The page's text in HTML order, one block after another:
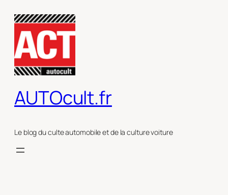
contenu
AUTOcult.fr
Le blog du culte automobile et de la culture voiture